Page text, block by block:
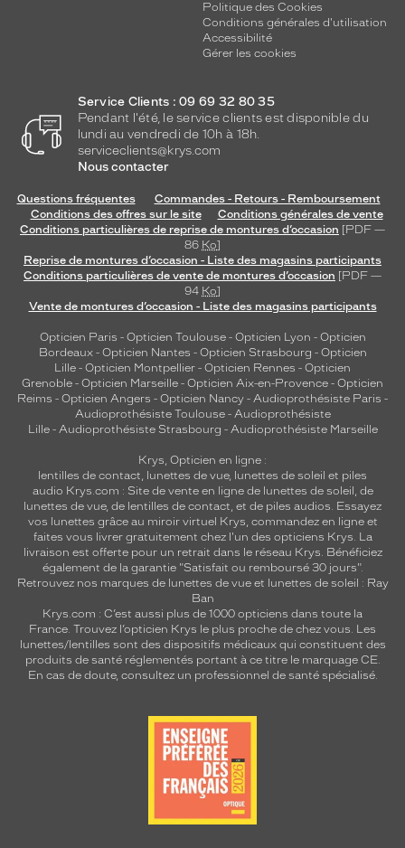
Politique des Cookies
Conditions générales d'utilisation
Accessibilité
Gérer les cookies
Service Clients : 09 69 32 80 35
Pendant l'été, le service clients est disponible du
lundi au vendredi de 10h à 18h.
serviceclients@krys.com
Nous contacter
Questions fréquentes
Commandes - Retours - Remboursement
Conditions des offres sur le site
Conditions générales de vente
Conditions particulières de reprise de montures d’occasion [PDF —
86 Ko]
Reprise de montures d’occasion - Liste des magasins participants
Conditions particulières de vente de montures d’occasion [PDF —
94 Ko]
Vente de montures d’occasion - Liste des magasins participants
Opticien Paris - Opticien Toulouse- Opticien Lyon - Opticien
Bordeaux- Opticien Nantes - Opticien Strasbourg - Opticien
Lille - Opticien Montpellier - Opticien Rennes - Opticien
Grenoble - Opticien Marseille - Opticien Aix-en-Provence - Opticien
Reims - Opticien Angers - Opticien Nancy - Audioprothésiste Paris -
Audioprothésiste Toulouse- Audioprothésiste
Lille- Audioprothésiste Strasbourg - Audioprothésiste Marseille
Krys, Opticien en ligne :
lentilles de contact, lunettes de vue, lunettes de soleil et piles
audio Krys.com : Site de vente en ligne de lunettes de soleil, de
lunettes de vue, de lentilles de contact, et de piles audios. Essayez
vos lunettes grâce au miroir virtuel Krys, commandez en ligne et
faites vous livrer gratuitement chez l'un des opticiens Krys. La
livraison est offerte pour un retrait dans le réseau Krys. Bénéficiez
également de la garantie "Satisfait ou remboursé 30 jours".
Retrouvez nos marques de lunettes de vue et lunettes de soleil : Ray
Ban
Krys.com : C’est aussi plus de 1000 opticiens dans toute la
France. Trouvez l’opticien Krys le plus proche de chez vous. Les
lunettes/lentilles sont des dispositifs médicaux qui constituent des
produits de santé réglementés portant à ce titre le marquage CE.
En cas de doute, consultez un professionnel de santé spécialisé.